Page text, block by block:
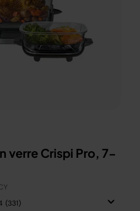
verre Crispi Pro, 7-
(331)